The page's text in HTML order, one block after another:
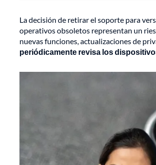
La decisión de retirar el soporte para
operativos obsoletos representan un
nuevas funciones, actualizaciones de
periódicamente revisa los